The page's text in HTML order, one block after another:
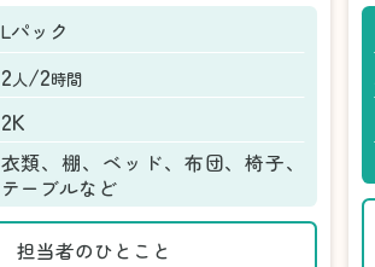
Lパック
2人/2時間
2K
衣類、棚、ベッド、布団、椅子、
テーブルなど
担当者のひとこと